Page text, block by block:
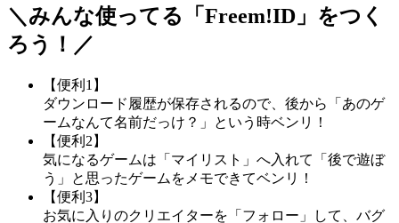
＼みんな使ってる「 Freem!ID 」をつく
ろう！／
【便利1】
ダウンロード履歴が保存されるので、後から「あのゲ
ームなんて名前だっけ？」という時ベンリ！
【便利2】
気になるゲームは「マイリスト」へ入れて「後で遊ぼ
う」と思ったゲームをメモできてベンリ！
【便利3】
お気に入りのクリエイターを「フォロー」して、バグ